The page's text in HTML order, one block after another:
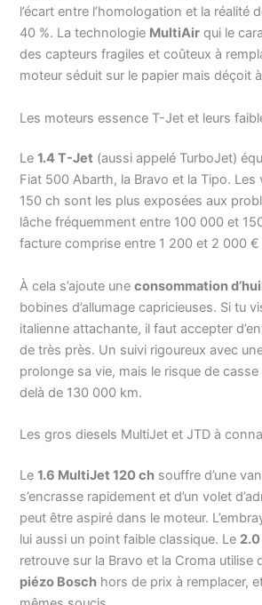
l’écart entre l’homologation et la réalité
40 %. La technologie MultiAir qui le
des capteurs fragiles et coûteux à
moteur séduit sur le papier mais déçoit à
Les moteurs essence T-Jet et leurs
Le1.4 T-Jet (aussi appelé TurboJet)
Fiat 500 Abarth, la Bravo et la Tipo. Les
150 ch sont les plus exposées aux
lâche fréquemment entre 100 000 et
facture comprise entre 1 200 et 2 000 €
À cela s’ajoute uneconsommation
bobines d’allumage capricieuses. Si tu
italienne attachante, il faut accepter
de très près. Un suivi rigoureux avec
prolonge sa vie, mais le risque de
delà de 130 000 km.
Les gros diesels MultiJet et JTD à
Le1.6 MultiJet 120 ch souffre d’une
s’encrasse rapidement et d’un volet
peut être aspiré dans le moteur.
lui aussi un point faible classique. Le
retrouve sur la Bravo et la Croma utilise
piézo Bosch hors de prix à remplacer,